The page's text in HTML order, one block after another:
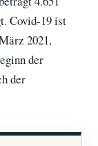
Covid-19 ist
2021,
der
der